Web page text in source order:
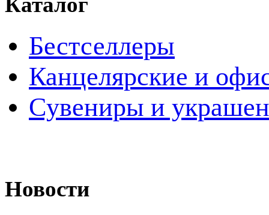
Бестселлеры
Канцелярские и
Cувениры и
Новости